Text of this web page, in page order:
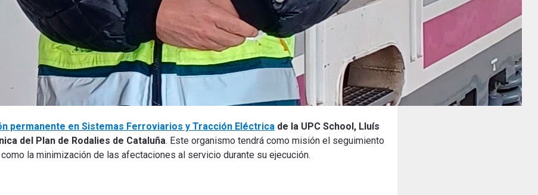
permanente en Sistemas Ferroviarios y Tracción Eléctrica de la UPC School, Lluís
del Plan de Rodalies de Cataluña. Este organismo tendrá como misión el seguimiento
la minimización de las afectaciones al servicio durante su ejecución.